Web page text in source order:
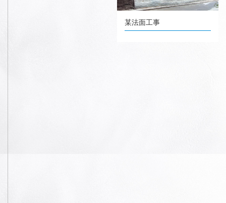
某法面工事